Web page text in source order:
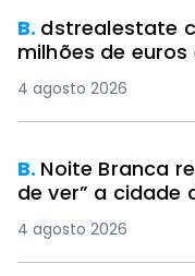
B. dstrealestate
milhões de euros
4 agosto 2026
B. Noite Branca
de ver” a cidade
4 agosto 2026